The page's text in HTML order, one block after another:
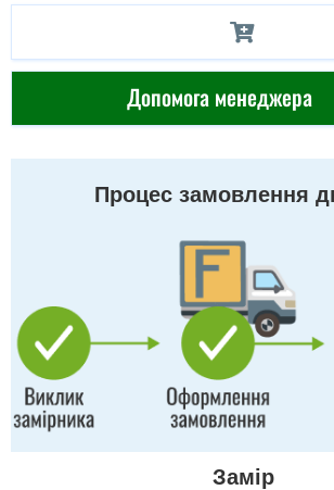
Допомога менеджера
Процес замовлення
Замір